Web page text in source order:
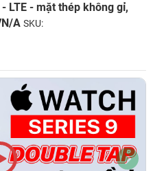
LTE - mặt thép không gỉ,
A SKU: